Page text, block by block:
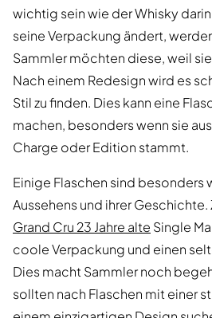
wichtig sein wie der Whisky
seine Verpackung ändert,
Sammler möchten diese, weil
Nach einem Redesign wird es
Stil zu finden. Dies kann eine
machen, besonders wenn sie
Charge oder Edition stammt.
Einige Flaschen sind besonders
Aussehens und ihrer
Grand Cru 23 Jahre alte Single
coole Verpackung und einen
Dies macht Sammler noch
sollten nach Flaschen mit einer